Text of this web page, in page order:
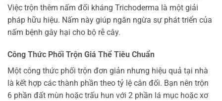
Việc trộn thêm nấm đối kháng Trichoderma là một giải
pháp hữu hiệu. Nấm này giúp ngăn ngừa sự phát triển của
nấm bệnh gây hại cho bộ rễ cây.
Công Thức Phối Trộn Giá Thể Tiêu Chuẩn
Một công thức phối trộn đơn giản nhưng hiệu quả tại nhà
là kết hợp các thành phần theo tỷ lệ cân đối. Bạn nên trộn
6 phần đất mùn hoặc trấu hun với 2 phần lá mục hoặc xơ